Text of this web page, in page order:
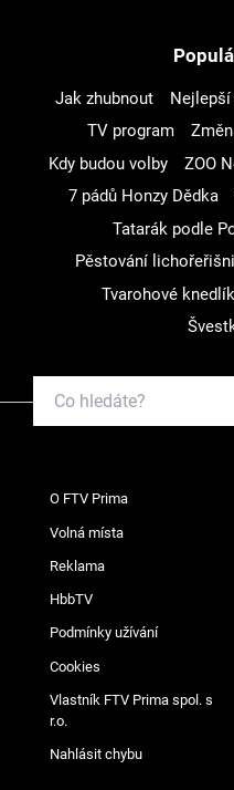
Jak zhubnout
TV program
Kdy budou volby
ZOO
7 pádů Honzy Dědka
Tatarák podle
Pěstování
Tvarohové
O FTV Prima
Volná místa
Reklama
HbbTV
Podmínky užívání
Cookies
Vlastník FTV Prima spol. s
r.o.
Nahlásit chybu